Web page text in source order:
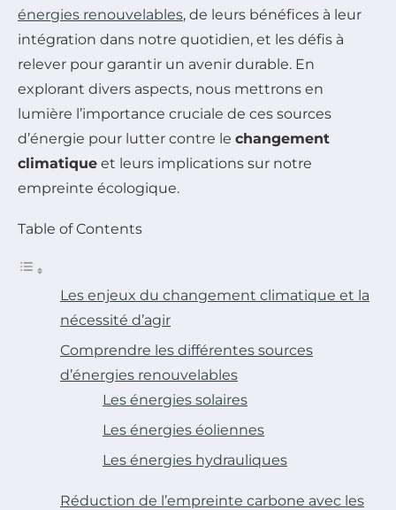
énergies renouvelables, de leurs bénéfices à leur
intégration dans notre quotidien, et les défis à
relever pour garantir un avenir durable. En
explorant divers aspects, nous mettrons en
lumière l’importance cruciale de ces sources
d’énergie pour lutter contre le changement
climatique et leurs implications sur notre
empreinte écologique.
Table of Contents
Les enjeux du changement climatique et la
nécessité d’agir
Comprendre les différentes sources
d’énergies renouvelables
Les énergies solaires
Les énergies éoliennes
Les énergies hydrauliques
Réduction de l’empreinte carbone avec les